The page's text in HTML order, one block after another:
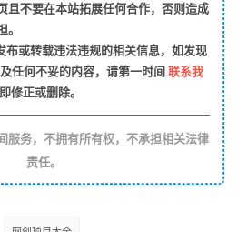
且不要在本站拓展任何合作，否则造成
或转载违法违规的相关信息，如发现
任何不妥的内容，请第一时间 联系我
修正或删除。
服务，不拥有所有权，不承担相关法律
责任。